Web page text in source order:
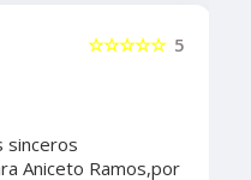
5
☆☆☆☆☆
sinceros
Aniceto Ramos,por